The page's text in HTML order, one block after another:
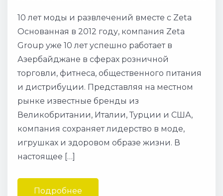
10 лет моды и развлечений вместе с Zeta
Основанная в 2012 году, компания Zeta
Group уже 10 лет успешно работает в
Азербайджане в сферах розничной
торговли, фитнеса, общественного питания
и дистрибуции. Представляя на местном
рынке известные бренды из
Великобритании, Италии, Турции и США,
компания сохраняет лидерство в моде,
игрушках и здоровом образе жизни. В
настоящее […]
Подробнее